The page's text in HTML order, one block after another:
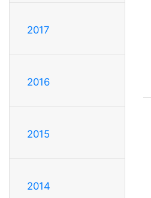
2017
2016
2015
2014